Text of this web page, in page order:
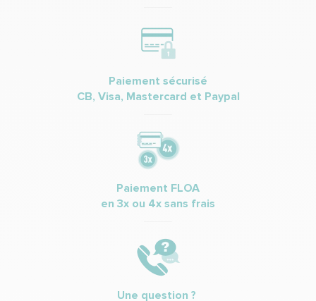
Paiement sécurisé
CB, Visa, Mastercard et Paypal
Paiement FLOA
en 3x ou 4x sans frais
Une question ?